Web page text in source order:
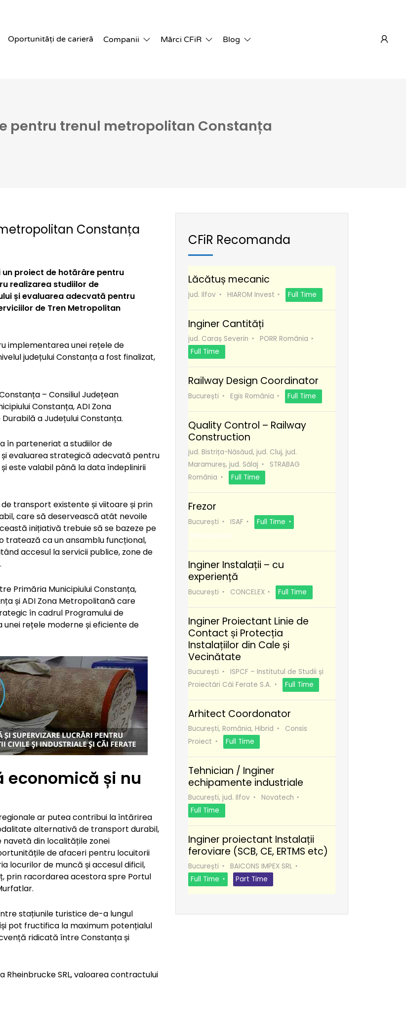
Oportunități de carieră Companii Mărci CFiR Blog
pentru trenul metropolitan Constanța
Constanța
un proiect de hotărâre pentru
realizarea studiilor de
și evaluarea adecvată pentru
de Tren Metropolitan
implementarea unei rețele de
județului Constanța a fost finalizat,
– Consiliul Județean
Constanța, ADI Zona
a Județului Constanța.
în parteneriat a studiilor de
evaluarea strategică adecvată pentru
este valabil până la data îndeplinirii
transport existente și viitoare și prin
care să deservească atât nevoile
inițiativă trebuie să se bazeze pe
tratează ca un ansamblu funcțional,
accesul la servicii publice, zone de
Primăria Municipiului Constanța,
și ADI Zona Metropolitană care
în cadrul Programului de
rețele moderne și eficiente de
economică și nu
ar putea contribui la întărirea
alternativă de transport durabil,
din localitățile zonei
de afaceri pentru locuitorii
locurilor de muncă și accesul dificil,
prin racordarea acestora spre Portul
stațiunile turistice de-a lungul
pot fructifica la maximum potențialul
ridicată între Constanța și
SRL, valoarea contractului
CFiR Recomanda
Lăcătuș mecanic
jud. Ilfov HIAROM Invest Full Time
Inginer Cantități
jud. Caraș Severin
PORR România
Full Time
Railway Design Coordinator
București Egis România Full Time
Quality Control – Railway
Construction
jud. Bistrița-Năsăud, jud. Cluj, jud.
Maramureș, jud. Sălaj
STRABAG
România
Full Time
Frezor
București ISAF
Full Time
Recomanda
Inginer Instalații – cu
experiență
București CONCELEX Full Time
Inginer Proiectant Linie de
Contact și Protecția
Instalațiilor din Cale și
Vecinătate
București
ISPCF – Institutul de Studii și
Proiectări Căi Ferate S.A.
Full Time
Arhitect Coordonator
București, România, Hibrid
Consis
Proiect
Full Time
Tehnician / Inginer
echipamente industriale
București, jud. Ilfov
Novatech
Full Time
Inginer proiectant Instalații
feroviare (SCB, CE, ERTMS etc)
București
BAICONS IMPEX SRL
Full Time
Part Time